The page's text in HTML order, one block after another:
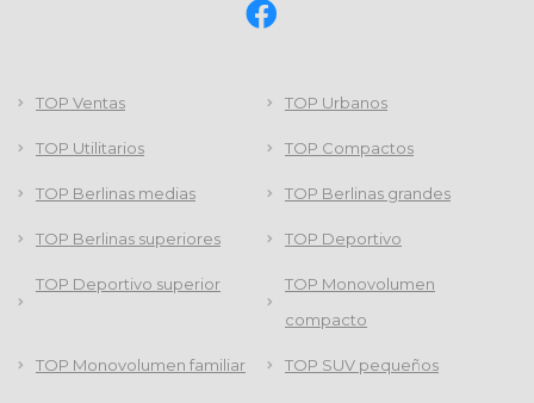
TOP Ventas TOP Urbanos
TOP Utilitarios TOP Compactos
TOP Berlinas medias TOP Berlinas grandes
TOP Berlinas superiores TOP Deportivo
TOP Deportivo superior
TOP Monovolumen
compacto
TOP Monovolumen familiar TOP SUV pequeños